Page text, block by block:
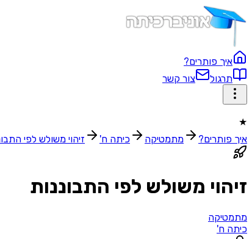
איך פותרים?
תרגול
צור קשר
★
איך פותרים?
מתמטיקה כיתה ח' זיהוי משולש לפי
זיהוי משולש לפי התבוננות
מתמטיקה
כיתה ח'